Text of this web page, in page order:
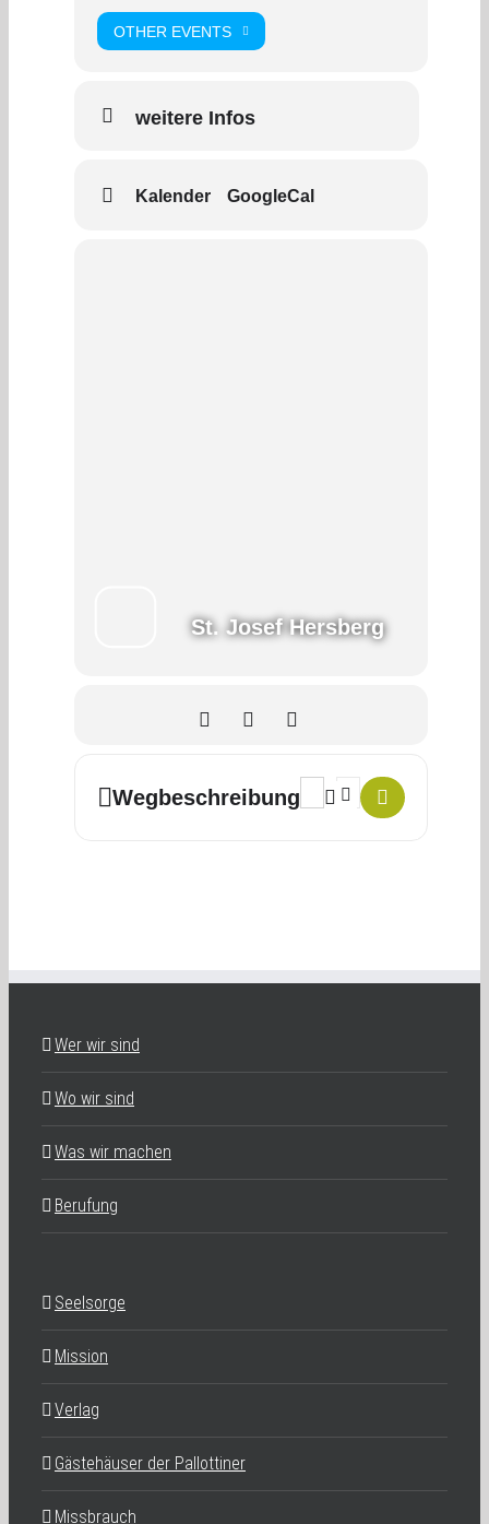
OTHER EVENTS
weitere Infos
Kalender GoogleCal
St. Josef Hersberg
Wegbeschreibung Address - Wellness durch
Destination Address
Wer wir sind
Wo wir sind
Was wir machen
Berufung
Seelsorge
Mission
Verlag
Gästehäuser der Pallottiner
Missbrauch